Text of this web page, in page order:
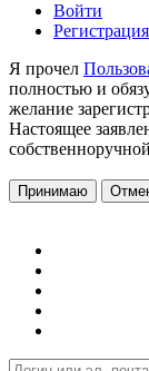
Войти
Регистрация
Я прочел
полностью и
желание
Настоящее
Принимаю